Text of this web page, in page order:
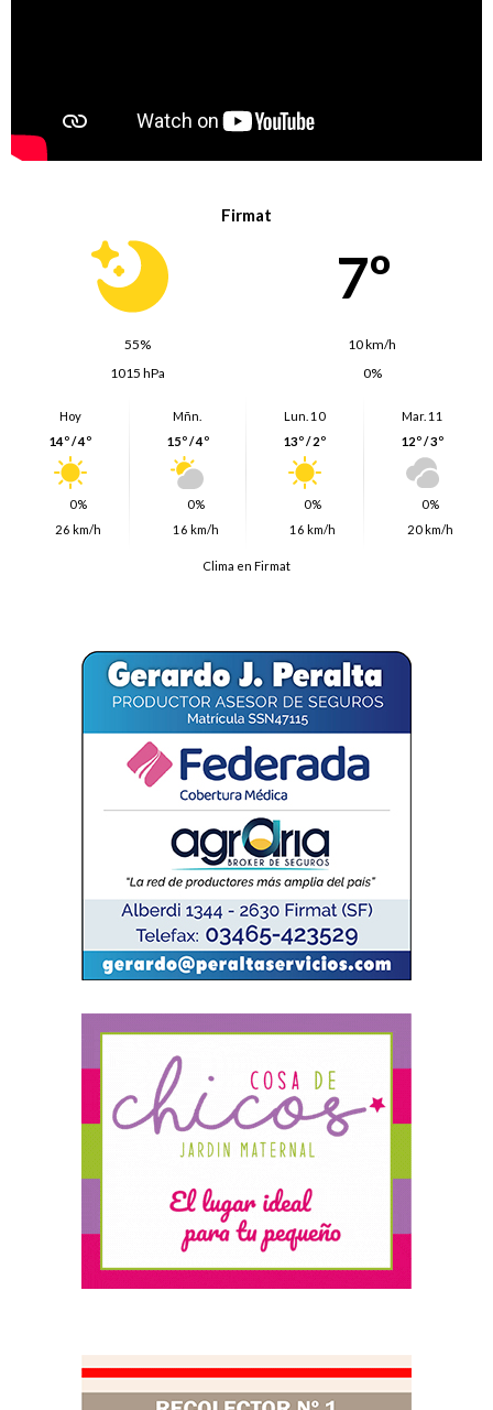
Firmat
7º
55%
10 km/h
1015 hPa
0%
Hoy
14º / 4º
0%
26 km/h
Mñn.
15º / 4º
0%
16 km/h
Lun. 10
13º / 2º
0%
16 km/h
Mar. 11
12º / 3º
0%
20 km/h
Clima en Firmat